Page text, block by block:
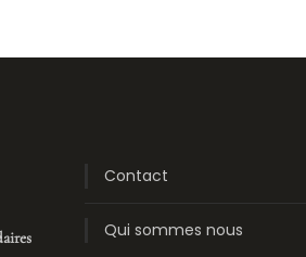
Contact
Qui sommes nous